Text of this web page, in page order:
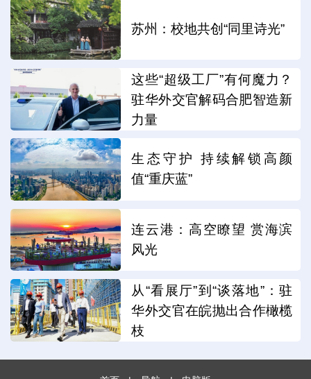
苏州：校地共创“同里诗光”
这些“超级工厂”有何魔力？
驻华外交官解码合肥智造新
力量
生态守护 持续解锁高颜
值“重庆蓝”
连云港：高空瞭望 赏海滨
风光
从“看展厅”到“谈落地”：驻
华外交官在皖抛出合作橄榄
枝